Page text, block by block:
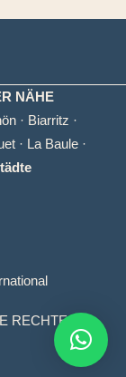
NÄHE
· Biarritz ·
· La Baule·
RECHTE